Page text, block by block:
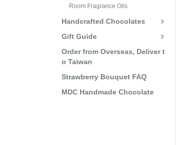
Room Fragrance Oils
Handcrafted Chocolates
Gift Guide
Order from Overseas, Deliver t
o Taiwan
Strawberry Bouquet FAQ
MDC Handmade Chocolate